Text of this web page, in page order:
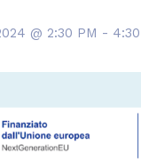
@ 2:30 PM -